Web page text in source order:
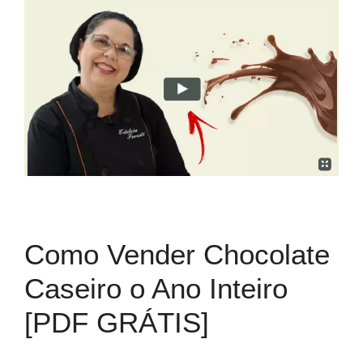
Como Vender Chocolate
Caseiro o Ano Inteiro
[PDF GRÁTIS]